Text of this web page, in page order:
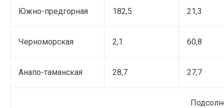
Южно-предгорная 182,5 21,3
Черноморская 2,1 60,8
Анапо-таманская 28,7 27,7